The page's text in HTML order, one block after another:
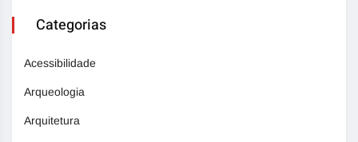
Categorias
Acessibilidade
Arqueologia
Arquitetura